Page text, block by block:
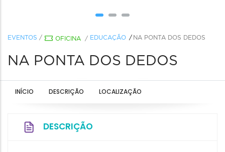
EVENTOS / OFICINA / EDUCAÇÃO NA PONTA DOS DEDOS
NA PONTA DOS DEDOS
INÍCIO DESCRIÇÃO LOCALIZAÇÃO
DESCRIÇÃO